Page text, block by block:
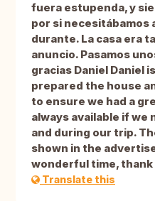
fuera estupenda, y
por si necesitábamos
durante. La casa era
anuncio. Pasamos
gracias Daniel Daniel
prepared the house
to ensure we had a
always available if
and during our trip.
shown in the
wonderful time, thank
Translate this